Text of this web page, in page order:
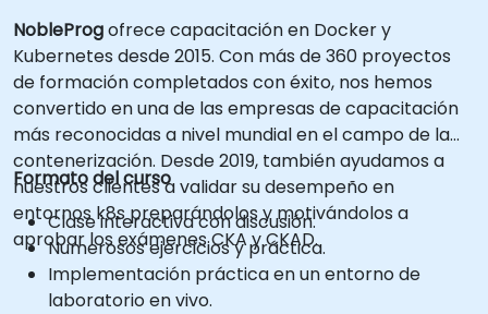
NobleProgofrece capacitación en Docker y
Kubernetes desde 2015. Con más de 360 proyectos
de formación completados con éxito, nos hemos
convertido en una de las empresas de capacitación
más reconocidas a nivel mundial en el campo de la
contenerización. Desde 2019, también ayudamos a
nuestros clientes a validar su desempeño en
entornos k8s preparándolos y motivándolos a
aprobar los exámenes CKA y CKAD.
Formato del curso
Clase interactiva con discusión.
Numerosos ejercicios y práctica.
Implementación práctica en un entorno de
laboratorio en vivo.